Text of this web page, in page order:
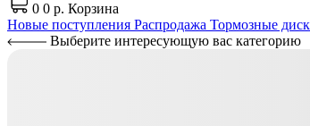
0 0 р. Корзина
Новые поступления Распродажа Тормозные
Выберите интересующую вас категорию